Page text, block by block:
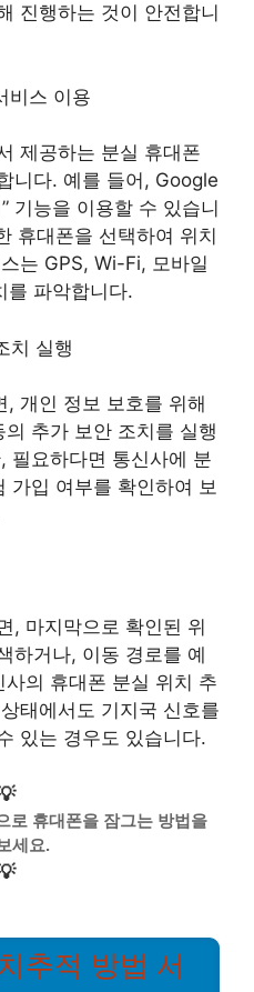
진행하는 것이 안전합니
비스 이용
제공하는 분실 휴대폰
니다. 예를 들어, Google
기능을 이용할 수 있습니
휴대폰을 선택하여 위치
는 GPS, Wi-Fi, 모바일
를 파악합니다.
치 실행
개인 정보 보호를 위해
추가 보안 조치를 실행
필요하다면 통신사에 분
가입 여부를 확인하여 보
, 마지막으로 확인된 위
하거나, 이동 경로를 예
의 휴대폰 분실 위치 추
태에서도 기지국 신호를
있는 경우도 있습니다.
로 휴대폰을 잠그는 방법을
세요.
추적 방법 서